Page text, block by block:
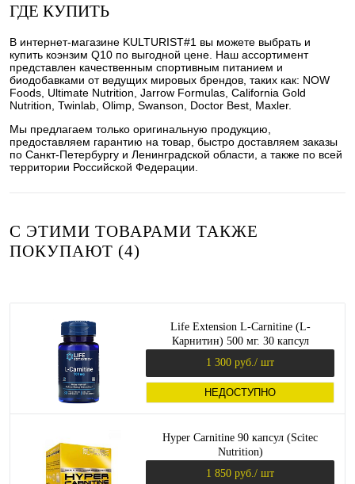
ГДЕ КУПИТЬ
В интернет-магазине KULTURIST#1 вы можете выбрать и
купить коэнзим Q10 по выгодной цене. Наш ассортимент
представлен качественным спортивным питанием и
биодобавками от ведущих мировых брендов, таких как: NOW
Foods, Ultimate Nutrition, Jarrow Formulas, California Gold
Nutrition, Twinlab, Olimp, Swanson, Doctor Best, Maxler.
Мы предлагаем только оригинальную продукцию,
предоставляем гарантию на товар, быстро доставляем заказы
по Санкт-Петербургу и Ленинградской области, а также по всей
территории Российской Федерации.
С ЭТИМИ ТОВАРАМИ ТАКЖЕ
ПОКУПАЮТ (4)
Life Extension L-Carnitine (L-
Карнитин) 500 мг. 30 капсул
1 300 руб./ шт
НЕДОСТУПНО
Hyper Carnitine 90 капсул (Scitec
Nutrition)
1 850 руб./ шт